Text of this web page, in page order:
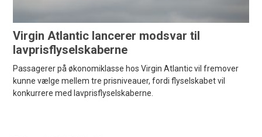
Virgin Atlantic lancerer modsvar til
lavprisflyselskaberne
Passagerer på økonomiklasse hos Virgin Atlantic vil fremover
kunne vælge mellem tre prisniveauer, fordi flyselskabet vil
konkurrere med lavprisflyselskaberne.